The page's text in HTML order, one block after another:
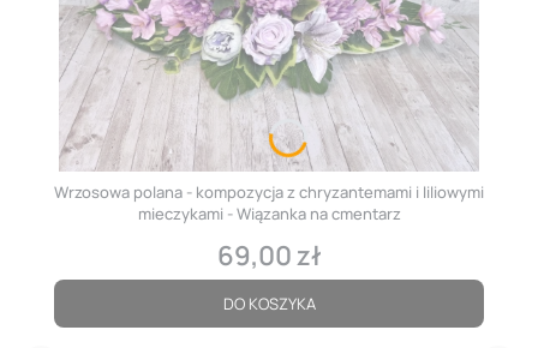
Wrzosowa polana - kompozycja z chryzantemami i liliowymi
mieczykami - Wiązanka na cmentarz
Cena
69,00 zł
DO KOSZYKA